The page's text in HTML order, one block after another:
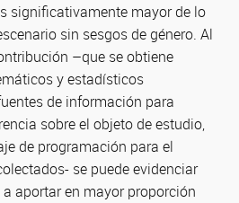
significativamente mayor de lo
sin sesgos de género. Al
–que se obtiene
y estadísticos
de información para
sobre el objeto de estudio,
de programación para el
se puede evidenciar
aportar en mayor proporción